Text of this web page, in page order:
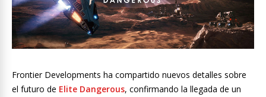
Frontier Developments ha compartido nuevos detalles sobre
el futuro de Elite Dangerous, confirmando la llegada de un